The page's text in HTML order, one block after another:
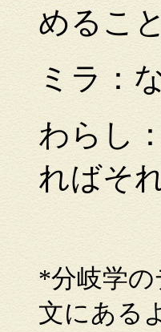
めるこ
ミラ：
わらし
ればそ
*分岐学
文にある